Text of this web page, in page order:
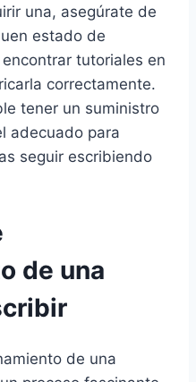
una, asegúrate de
estado de
tutoriales en
correctamente.
tener un suministro
adecuado para
seguir escribiendo
de una
de una